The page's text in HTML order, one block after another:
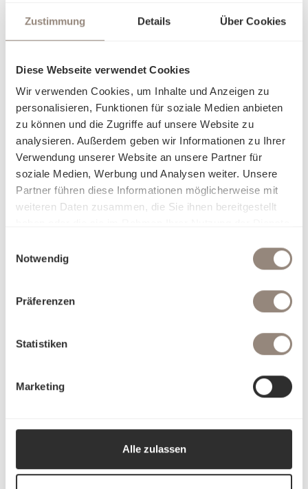
Zustimmung Details Über Cookies
Diese Webseite verwendet Cookies
Wir verwenden Cookies, um Inhalte und Anzeigen zu
personalisieren, Funktionen für soziale Medien anbieten
zu können und die Zugriffe auf unsere Website zu
analysieren. Außerdem geben wir Informationen zu Ihrer
Verwendung unserer Website an unsere Partner für
soziale Medien, Werbung und Analysen weiter. Unsere
Partner führen diese Informationen möglicherweise mit
weiteren Daten zusammen, die Sie ihnen bereitgestellt
Notwendig
Präferenzen
Statistiken
Marketing
Alle zulassen
aussergewöhnliches Design und unvergleichliche
Ihren Rückzugsort in eine persönliche Wohlfühloase
verwandelt.
Erleben Sie pure Sinnlichkeit: Ob seidig glatt, sanft kühlend,
zart und luftig oder wohlig wärmend – unsere erlesenen
Stoffe passen sich Ihrem Komfort an und lassen Sie mit
jeder Berührung eine neue Facette der Behaglichkeit
entdecken. Unsere Bettwäsche ist nicht nur ein Produkt,
sondern eine Einladung, sich in Eleganz und Luxus fallen zu